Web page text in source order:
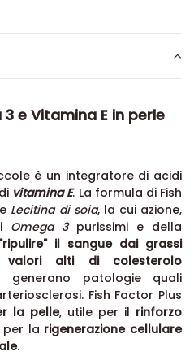
e Vitamina E in perle
è un integratore di acidi
vitamina E. La formula di Fish
Lecitina di soia, la cui azione,
Omega 3purissimi e della
"ripulire" il sangue dai grassi
valori alti di colesterolo
patologie quali
Fish Factor Plus
la pelle, utile per il rinforzo
la rigenerazione cellulare
.